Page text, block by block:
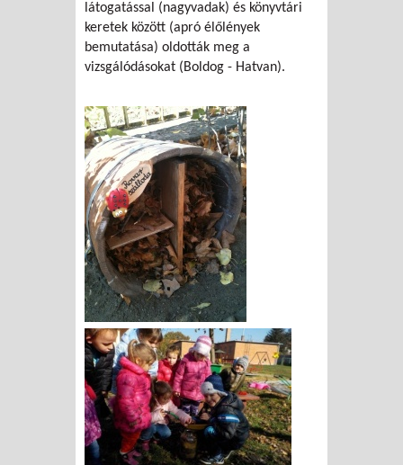
látogatással (nagyvadak) és könyvtári
keretek között (apró élőlények
bemutatása) oldották meg a
vizsgálódásokat (Boldog - Hatvan).